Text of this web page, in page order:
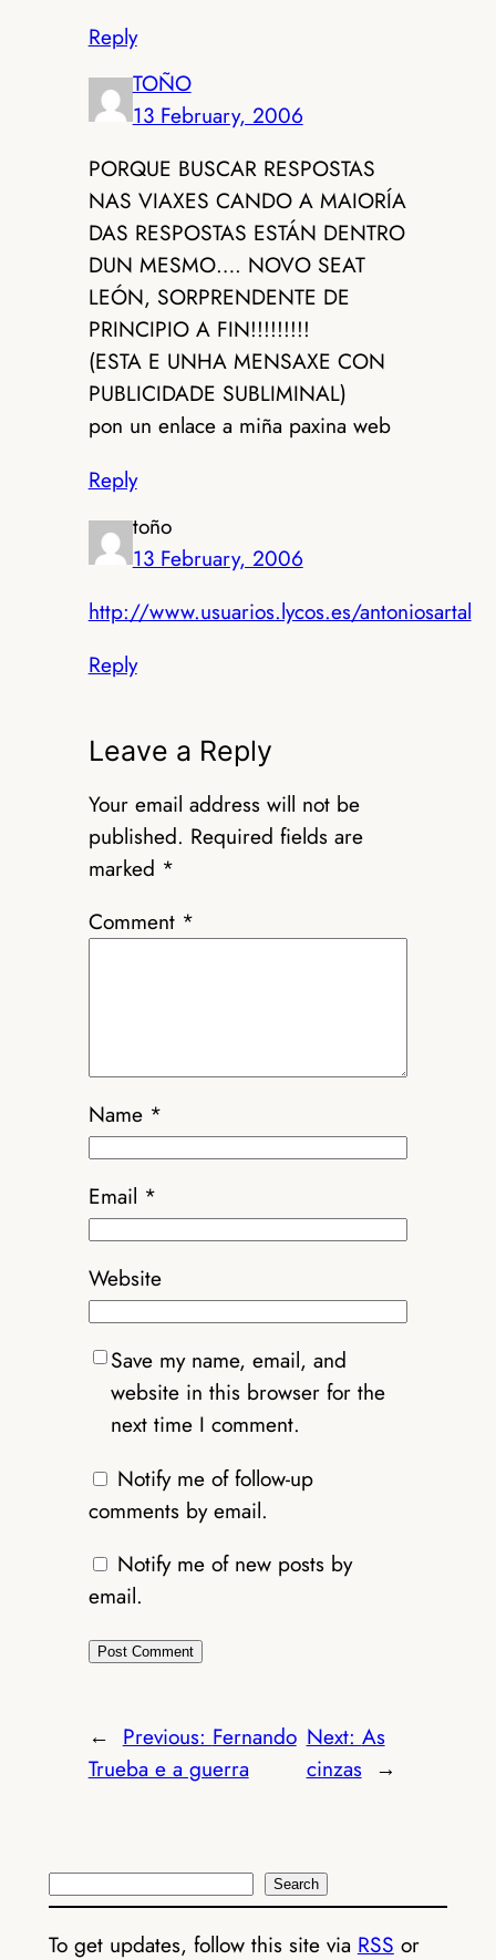
Reply
TOÑO
13 February, 2006
PORQUE BUSCAR RESPOSTAS
NAS VIAXES CANDO A MAIORÍA
DAS RESPOSTAS ESTÁN DENTRO
DUN MESMO…. NOVO SEAT
LEÓN, SORPRENDENTE DE
PRINCIPIO A FIN!!!!!!!!!
(ESTA E UNHA MENSAXE CON
PUBLICIDADE SUBLIMINAL)
pon un enlace a miña paxina web
Reply
toño
13 February, 2006
http://www.usuarios.lycos.es/antoniosartal
Reply
Leave a Reply
Your email address will not be
published. Required fields are
marked *
Comment *
Name *
Email *
Website
Save my name, email, and
website in this browser for the
next time I comment.
Notify me of follow-up
comments by email.
Notify me of new posts by
email.
← Previous: Fernando
Trueba e a guerra
Next: As
cinzas →
Search Search
To get updates, follow this site via RSS or